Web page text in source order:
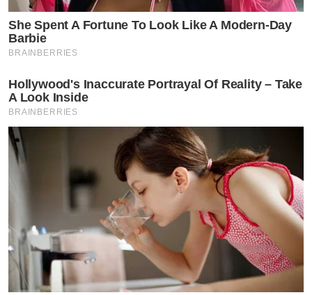
She Spent A Fortune To Look Like A Modern-Day
Barbie
BRAINBERRIES
Hollywood's Inaccurate Portrayal Of Reality – Take
A Look Inside
BRAINBERRIES